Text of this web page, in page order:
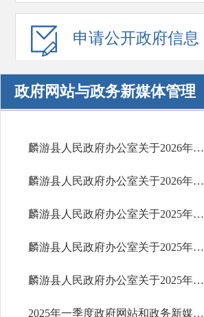
申请公开政府信息
政府网站与政务新媒体管理
麟游县人民政府办公室关于2026年第二季度政务公开、网民留言办理等工作完成情况的通报
麟游县人民政府办公室关于2026年第一季度政务公开、网民留言办理等工作完成情况的通报
麟游县人民政府办公室关于2025年第四季度政务公开、网民留言办理等工作完成情况的通报
麟游县人民政府办公室关于2025年第三季度政务公开、网民留言办理等工作完成情况的通报
麟游县人民政府办公室关于2025年第二季度政务公开、网民留言办理等工作完成情况的通报
2025年一季度政府网站和政务新媒体检查情况的通报